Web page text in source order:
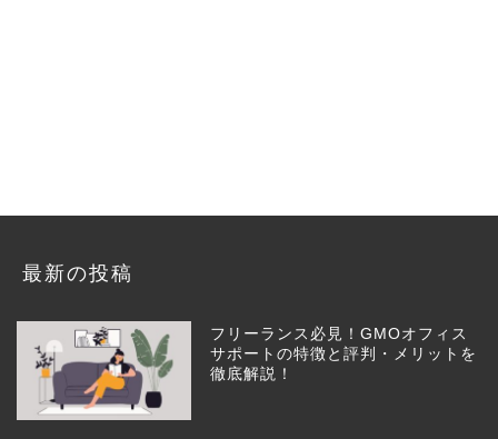
最新の投稿
フリーランス必見！GMOオフィス
サポートの特徴と評判・メリットを
徹底解説！